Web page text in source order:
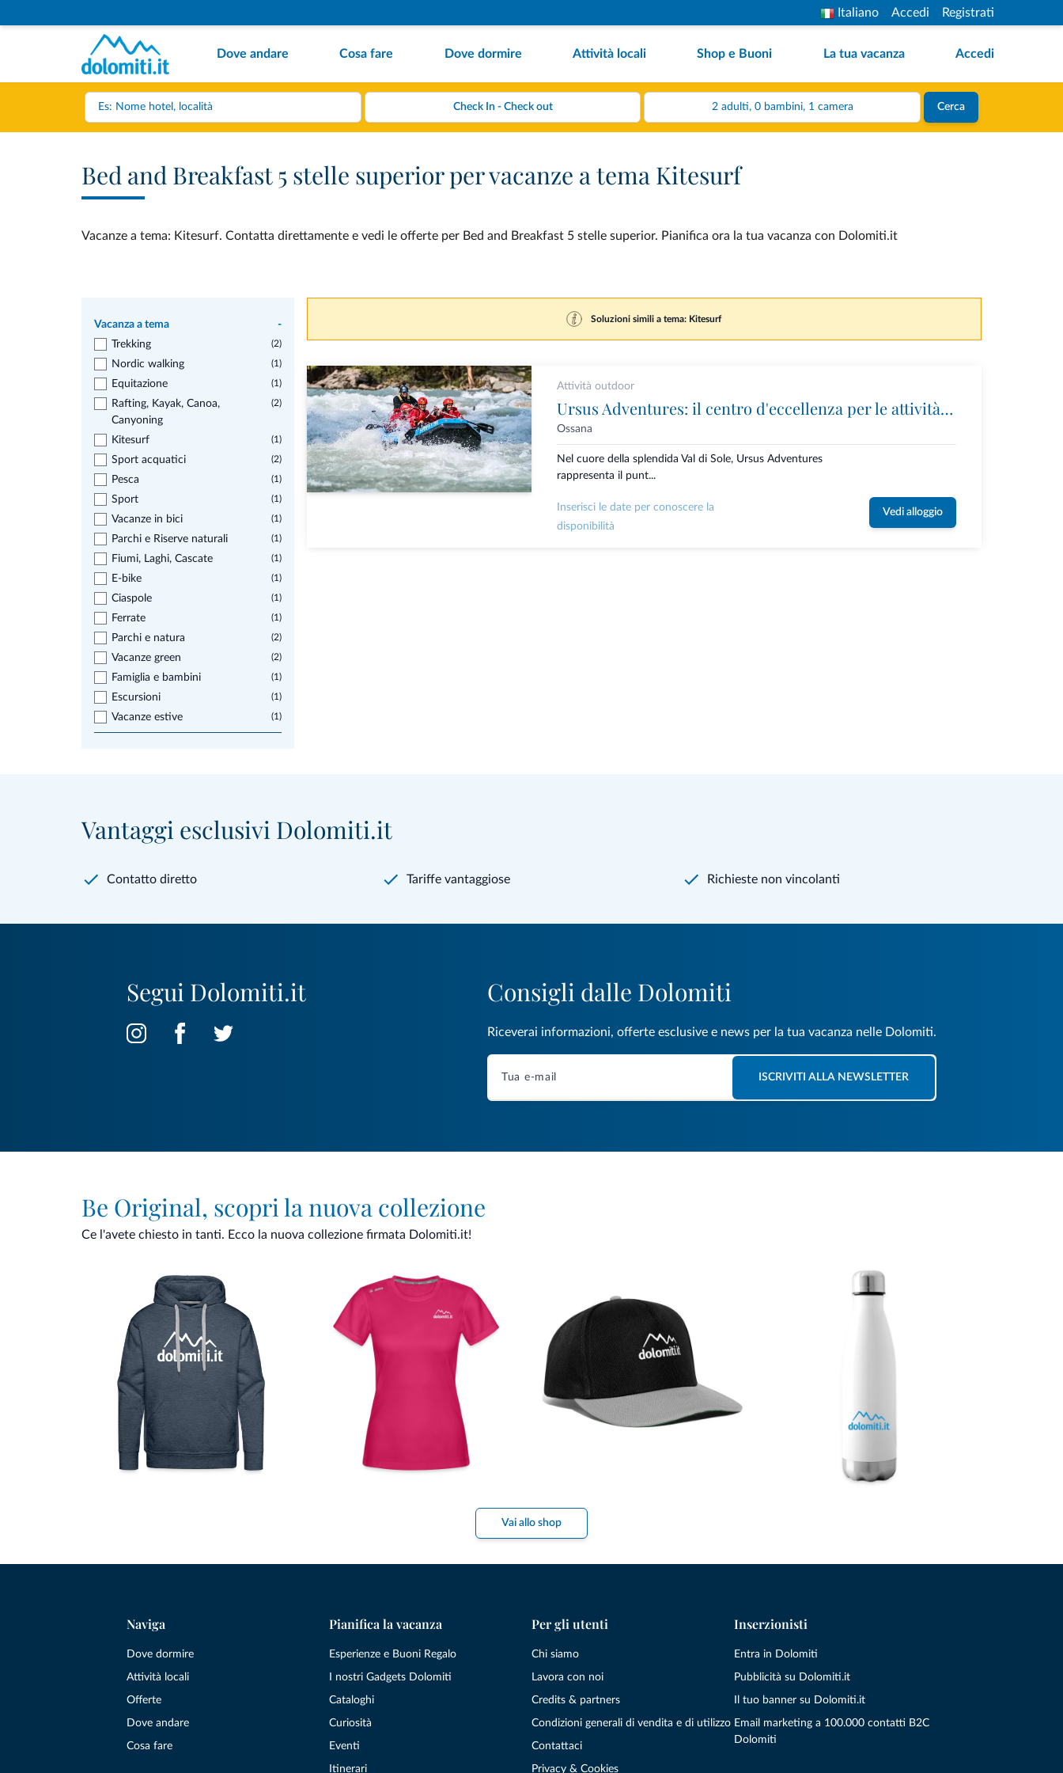
Italiano Accedi Registrati
Dove andare Cosa fare Dove dormire Attività locali Shop e Buoni La tua vacanza Accedi
2 adulti, 0 bambini, 1 camera Cerca
Bed and Breakfast 5 stelle superior per vacanze a tema Kitesurf
Vacanze a tema: Kitesurf. Contatta direttamente e vedi le offerte per Bed and Breakfast 5 stelle superior. Pianifica ora la tua vacanza con Dolomiti.it
Vacanza a tema
-
Trekking
(2)
Nordic walking (1)
Equitazione (1)
Rafting, Kayak, Canoa,
Canyoning
(2)
Kitesurf (1)
Sport acquatici (2)
Pesca (1)
Sport (1)
Vacanze in bici (1)
Parchi e Riserve naturali (1)
Fiumi, Laghi, Cascate (1)
E-bike (1)
Ciaspole (1)
Ferrate (1)
Parchi e natura (2)
Vacanze green (2)
Famiglia e bambini (1)
Escursioni (1)
Vacanze estive (1)
Soluzioni simili a tema: Kitesurf
Attività outdoor
Ursus Adventures: il centro d'eccellenza per le attività outdoor premium in Trentino
Ossana
Nel cuore della splendida Val di Sole, Ursus Adventures
rappresenta il punt...
Inserisci le date per conoscere la
disponibilità
Vedi alloggio
Vantaggi esclusivi Dolomiti.it
Contatto diretto Tariffe vantaggiose Richieste non vincolanti
Segui Dolomiti.it Consigli dalle Dolomiti
Riceverai informazioni, offerte esclusive e news per la tua vacanza nelle Dolomiti.
ISCRIVITI ALLA NEWSLETTER
Be Original, scopri la nuova collezione
Ce l'avete chiesto in tanti. Ecco la nuova collezione firmata Dolomiti.it!
Vai allo shop
Naviga
Dove dormire
Attività locali
Offerte
Dove andare
Cosa fare
Pianifica la vacanza
Esperienze e Buoni Regalo
I nostri Gadgets Dolomiti
Cataloghi
Curiosità
Eventi
Itinerari
Per gli utenti
Chi siamo
Lavora con noi
Credits & partners
Condizioni generali di vendita e di utilizzo
Contattaci
Privacy & Cookies
Inserzionisti
Entra in Dolomiti
Pubblicità su Dolomiti.it
Il tuo banner su Dolomiti.it
Email marketing a 100.000 contatti B2C
Dolomiti